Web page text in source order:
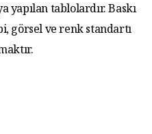
yapılan tablolardır. Baskı
görsel ve renk standartı